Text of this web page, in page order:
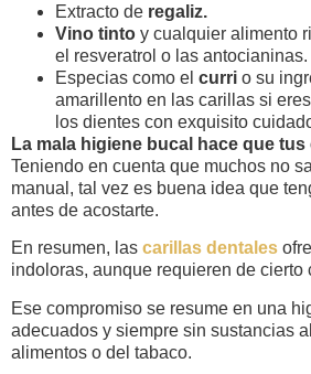
Extracto de regaliz.
Vino tinto y cualquier alimento
el resveratrol o las antocianinas.
Especias como el curri o su
amarillento en las carillas si
los dientes con exquisito
La mala higiene bucal hace que
Teniendo en cuenta que muchos no
manual, tal vez es buena idea que
antes de acostarte.
En resumen, las carillas dentales
indoloras, aunque requieren de cierto
Ese compromiso se resume en una
adecuados y siempre sin sustancias
alimentos o del tabaco.